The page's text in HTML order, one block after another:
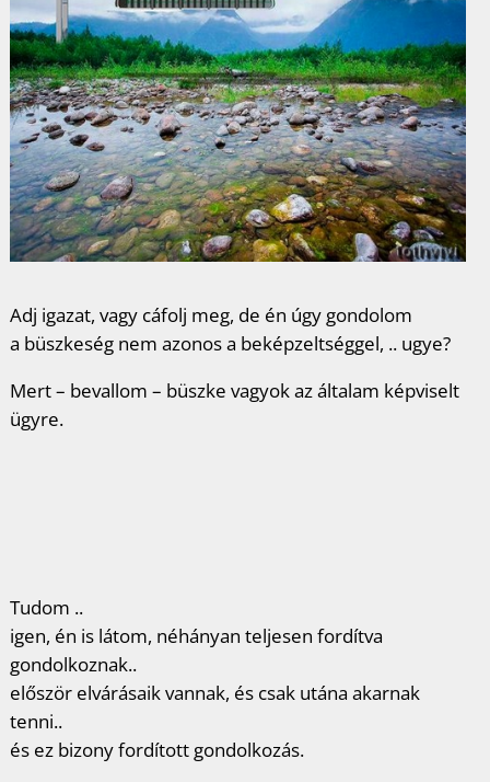
Adj igazat, vagy cáfolj meg, de én úgy gondolom
a büszkeség nem azonos a beképzeltséggel, .. ugye?
Mert – bevallom – büszke vagyok az általam képviselt
ügyre.
Tudom ..
igen, én is látom, néhányan teljesen fordítva
gondolkoznak..
először elvárásaik vannak, és csak utána akarnak
tenni..
és ez bizony fordított gondolkozás.